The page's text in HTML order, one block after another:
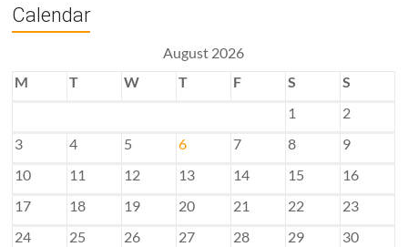
Calendar
August 2026
M
T W T F S
S
1
2
3
4 5 6 7 8
9
10
11 12 13 14 15
16
17
18 19 20 21 22
23
24
25 26 27 28 29
30